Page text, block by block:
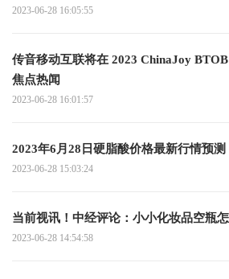
2023-06-28 16:05:55
传音移动互联将在 2023 ChinaJoy
焦点热闻
2023-06-28 16:01:57
2023年6月28日硬脂酸价格最新行情预测
2023-06-28 15:03:24
当前视讯！中经评论：小小化妆品空瓶
2023-06-28 14:54:58